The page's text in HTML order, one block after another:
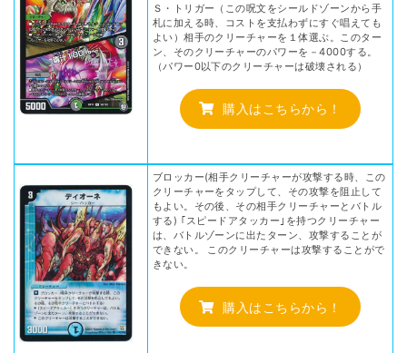
Ｓ・トリガー（この呪文をシールドゾーンから手
札に加える時、コストを支払わずにすぐ唱えても
よい）相手のクリーチャーを１体選ぶ。このター
ン、そのクリーチャーのパワーを－4000する。
（パワー0以下のクリーチャーは破壊される）
購入はこちらから！
ブロッカー(相手クリーチャーが攻撃する時、この
クリーチャーをタップして、その攻撃を阻止して
もよい。その後、その相手クリーチャーとバトル
する) ｢スピードアタッカー｣を持つクリーチャー
は、バトルゾーンに出たターン、攻撃することが
できない。 このクリーチャーは攻撃することがで
きない。
購入はこちらから！